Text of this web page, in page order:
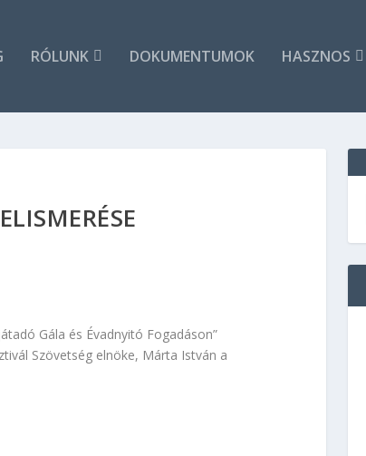
RÓLUNK DOKUMENTUMOK HASZNOS
Gála és Évadnyitó Fogadáson”
Szövetség elnöke, Márta István a